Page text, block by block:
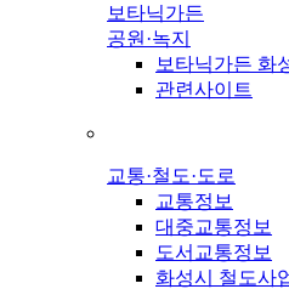
보타닉가든
공원·녹지
보타닉가든 화
관련사이트
교통·철도·도로
교통정보
대중교통정보
도서교통정보
화성시 철도사